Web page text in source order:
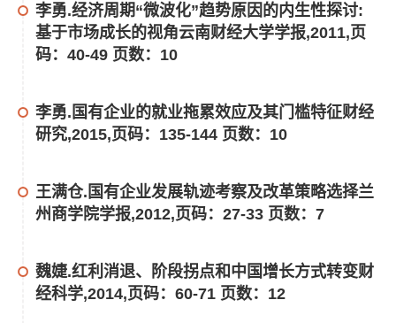
李勇.经济周期“微波化”趋势原因的内生性探讨:
基于市场成长的视角云南财经大学学报,2011,页
码：40-49 页数：10
李勇.国有企业的就业拖累效应及其门槛特征财经
研究,2015,页码：135-144 页数：10
王满仓.国有企业发展轨迹考察及改革策略选择兰
州商学院学报,2012,页码：27-33 页数：7
魏婕.红利消退、阶段拐点和中国增长方式转变财
经科学,2014,页码：60-71 页数：12